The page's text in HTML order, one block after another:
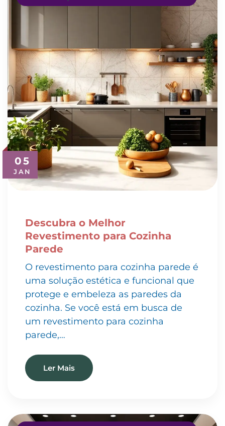
05
JAN
Descubra o Melhor
Revestimento para Cozinha
Parede
O revestimento para cozinha parede é
uma solução estética e funcional que
protege e embeleza as paredes da
cozinha. Se você está em busca de
um revestimento para cozinha
parede,…
Ler Mais